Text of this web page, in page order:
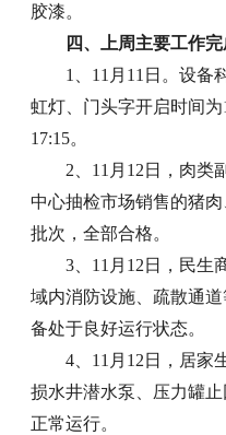
胶漆。
四、上周主要工作
1、11月11日。设备
虹灯、门头字开启时间
17:15。
2、11月12日，肉类
中心抽检市场销售的猪
批次，全部合格。
3、11月12日，民生
域内消防设施、疏散通
备处于良好运行状态。
4、11月12日，居家
损水井潜水泵、压力罐
正常运行。